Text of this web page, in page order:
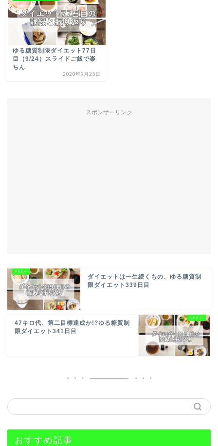
ゆる糖質制限ダイエット77日
目（9/24）スライドご飯で楽
ちん
2020年9月25日
スポンサーリンク
ダイエットは一生続くもの、ゆる糖質制
限ダイエット339日目
47キロ代、第二目標達成か!?ゆる糖質制
限ダイエット341日目
おすすめ記事